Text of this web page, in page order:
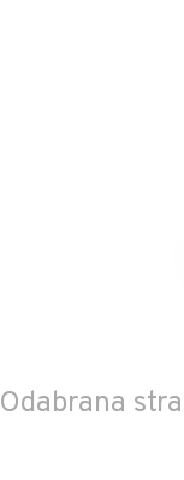
Odabrana